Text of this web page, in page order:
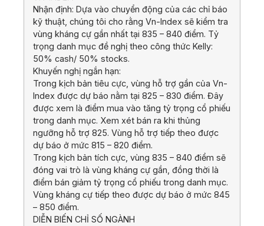
Nhận định: Dựa vào chuyển động của các chỉ báo
kỹ thuật, chúng tôi cho rằng Vn-Index sẽ kiểm tra
vùng kháng cự gần nhất tại 835 – 840 điểm. Tỷ
trọng danh mục đề nghị theo công thức Kelly:
50% cash/ 50% stocks.
Khuyến nghị ngắn hạn:
Trong kịch bản tiêu cực, vùng hỗ trợ gần của Vn-
Index được dự báo nằm tại 825 – 830 điểm. Đây
được xem là điểm mua vào tăng tỷ trọng cổ phiếu
trong danh mục. Xem xét bán ra khi thủng
ngưỡng hỗ trợ 825. Vùng hỗ trợ tiếp theo được
dự báo ở mức 815 – 820 điểm.
Trong kịch bản tích cực, vùng 835 – 840 điểm sẽ
đóng vai trò là vùng kháng cự gần, đồng thời là
điểm bán giảm tỷ trọng cổ phiếu trong danh mục.
Vùng kháng cự tiếp theo được dự báo ở mức 845
– 850 điểm.
DIỄN BIẾN CHỈ SỐ NGÀNH